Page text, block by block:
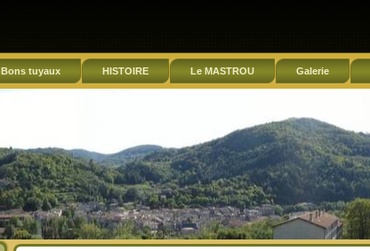
Bons tuyaux HISTOIRE Le MASTROU Galerie